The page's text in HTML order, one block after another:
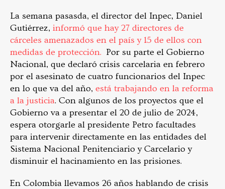
La semana pasasda, el director del Inpec, Daniel
Gutiérrez, informó que hay 27 directores de
cárceles amenazados en el país y 15 de ellos con
medidas de protección. Por su parte el Gobierno
Nacional, que declaró crisis carcelaria en febrero
por el asesinato de cuatro funcionarios del Inpec
en lo que va del año, está trabajando en la reforma
a la justicia. Con algunos de los proyectos que el
Gobierno va a presentar el 20 de julio de 2024,
espera otorgarle al presidente Petro facultades
para intervenir directamente en las entidades del
Sistema Nacional Penitenciario y Carcelario y
disminuir el hacinamiento en las prisiones.
En Colombia llevamos 26 años hablando de crisis